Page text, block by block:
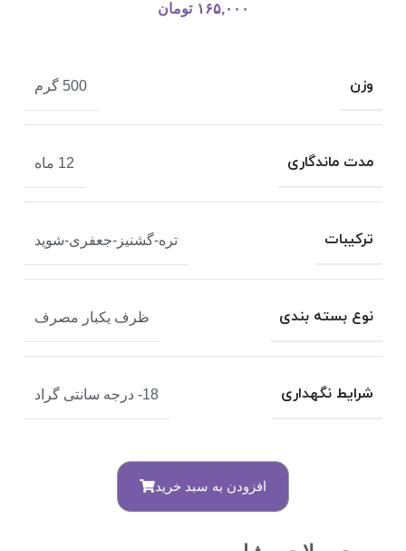
۱۶۵,۰۰۰ تومان
وزن 500 گرم
مدت ماندگاری 12 ماه
ترکیبات تره-گشنیز-جعفری-شوید
نوع بسته بندی ظرف یکبار مصرف
شرایط نگهداری 18- درجه سانتی گراد
افزودن به سبد خرید